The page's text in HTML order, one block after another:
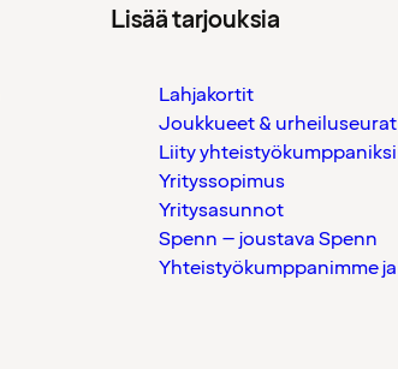
Lisää tarjouksia
Lahjakortit
Joukkueet & urheiluseurat
Liity yhteistyökumppaniksi
Yrityssopimus
Yritysasunnot
Spenn – joustava Spenn
Yhteistyökumppanimme